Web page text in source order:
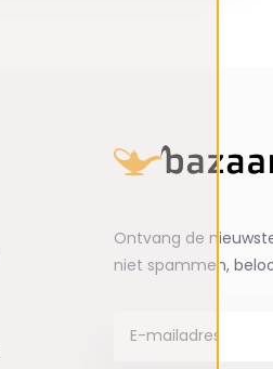
Ontvang de
niet spammen,